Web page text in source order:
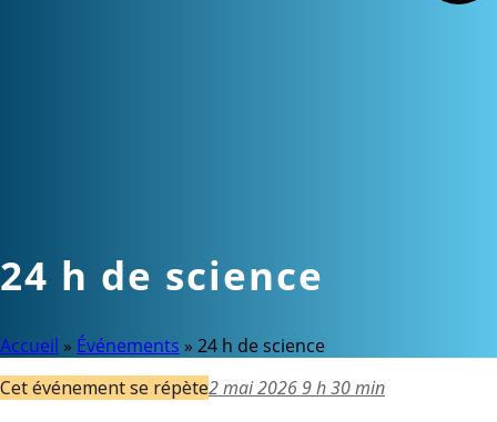
24 h de science
Accueil » Événements » 24 h de science
Cet événement se répète2 mai 2026 9 h 30 min